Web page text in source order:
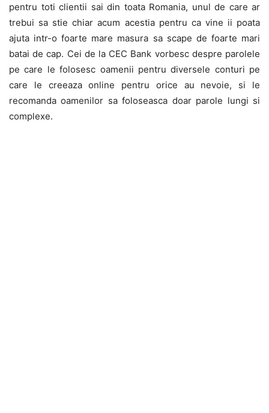
pentru toti clientii sai din toata Romania, unul de care ar
trebui sa stie chiar acum acestia pentru ca vine ii poata
ajuta intr-o foarte mare masura sa scape de foarte mari
batai de cap. Cei de la CEC Bank vorbesc despre parolele
pe care le folosesc oamenii pentru diversele conturi pe
care le creeaza online pentru orice au nevoie, si le
recomanda oamenilor sa foloseasca doar parole lungi si
complexe.